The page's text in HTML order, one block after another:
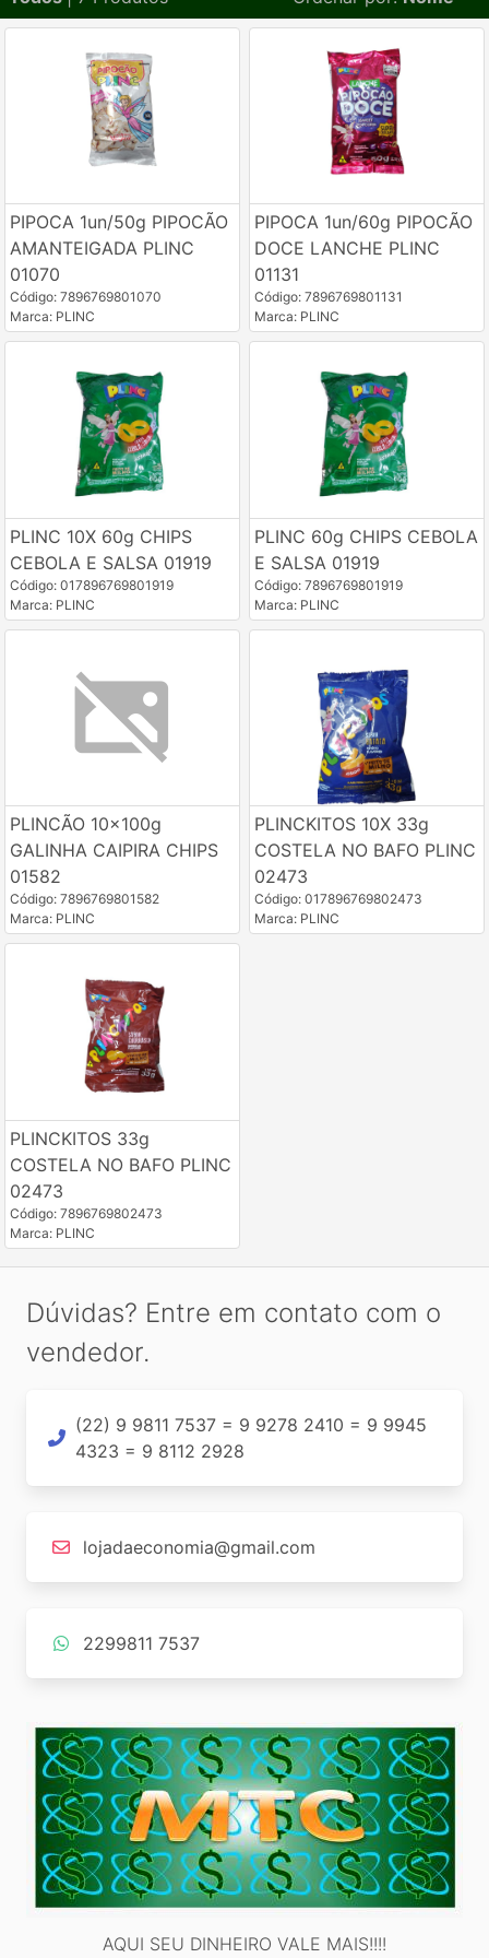
PIPOCA 1un/50g PIPOCÃO
AMANTEIGADA PLINC
01070
Código: 7896769801070
Marca: PLINC
PIPOCA 1un/60g PIPOCÃO
DOCE LANCHE PLINC
01131
Código: 7896769801131
Marca: PLINC
PLINC 10X 60g CHIPS
CEBOLA E SALSA 01919
Código: 017896769801919
Marca: PLINC
PLINC 60g CHIPS CEBOLA
E SALSA 01919
Código: 7896769801919
Marca: PLINC
PLINCÃO 10x100g
GALINHA CAIPIRA CHIPS
01582
Código: 7896769801582
Marca: PLINC
PLINCKITOS 10X 33g
COSTELA NO BAFO PLINC
02473
Código: 017896769802473
Marca: PLINC
PLINCKITOS 33g
COSTELA NO BAFO PLINC
02473
Código: 7896769802473
Marca: PLINC
Dúvidas? Entre em contato com o
vendedor.
(22) 9 9811 7537 = 9 9278 2410 = 9 9945
4323 = 9 8112 2928
lojadaeconomia@gmail.com
2299811 7537
AQUI SEU DINHEIRO VALE MAIS!!!!